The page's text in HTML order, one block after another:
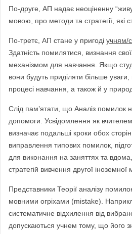
По-друге, АП надає неоціненну
мовою, про методи та стратегії,
По-третє, АП стане у пригодіучням/
Здатність помилятися, визнання
механізмом для навчання. Якщо
вони будуть приділяти більше
процесі навчання, а також й у
Слід пам’ятати, що Аналіз помилок
допомоги. Усвідомлення як
визначає подальші кроки обох
виправлення типових помилок,
для виконання на заняттях та вдома,
стратегій вивчення другої іноземної
Представники Теорії аналізу
мовними огріхами (mistake).
систематичне відхилення від
допускаються учнем тому, що його